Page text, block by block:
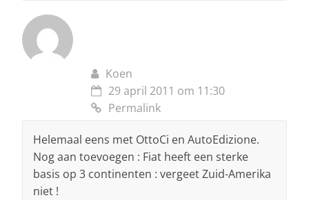
Koen
29 april 2011 om 11:30
Permalink
Helemaal eens met OttoCi en AutoEdizione.
Nog aan toevoegen : Fiat heeft een sterke
basis op 3 continenten : vergeet Zuid-Amerika
niet !